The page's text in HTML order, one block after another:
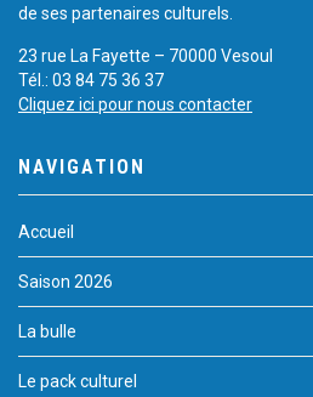
de ses partenaires culturels.
23 rue La Fayette – 70000 Vesoul
Tél.: 03 84 75 36 37
Cliquez ici pour nous contacter
NAVIGATION
Accueil
Saison 2026
La bulle
Le pack culturel